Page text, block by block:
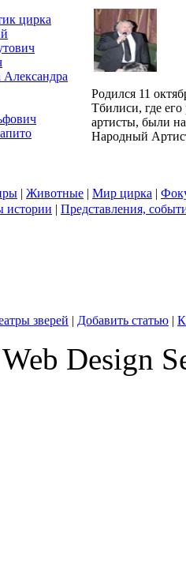
цирка
Родился 11
Тбилиси, где
артисты, были
Народный
| Животные | Мир цирка |
истории | Представления,
зверей | Добавить статью |
Design